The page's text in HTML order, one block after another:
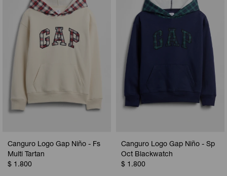
Canguro Logo Gap Niño - Fs
Multi Tartan
$ 1.800
Canguro Logo Gap Niño - Sp
Oct Blackwatch
$ 1.800
Camperas
Musculosas
Shorts
Vestidos y polleras
Calzas
Camperas
Chalecos
Shorts
Ropa interior
Camperas
Chalecos
Ropa interior
Pijamas
Camperas
Pijamas
Sets